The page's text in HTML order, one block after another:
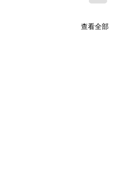
查看全部